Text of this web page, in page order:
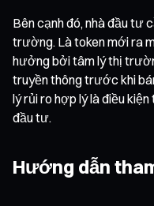
Bên cạnh đó, nhà đầu tư
trường. Là token mới ra
hưởng bởi tâm lý thị
truyền thông trước khi
lý rủi ro hợp lý là điều
đầu tư.
Hướng dẫn